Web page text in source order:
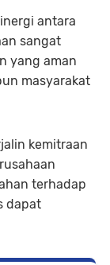
antara
sangat
yang aman
masyarakat
kemitraan
terhadap
dapat